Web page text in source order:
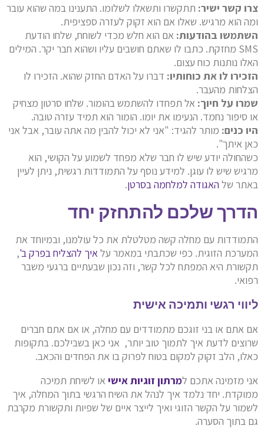
צרו קשר ישיר: תתקשרו ותשאלו לשלומו. התענינו במה שהוא עובר
ומה הוא מרגיש. שאלו אם הוא זקוק לעזרה ספציפית.
השתמשו בהודעות: אם הוא חלש מכדי לשוחח, שלחו הודעת
SMS מחזקת. כתבו לו שאתם חושבים עליו ושהוא חבר יקר. המילים
האלו נותנות כוח עצום.
הזכירו לו את כוחותיו: דברו על האדם החזק שהוא. הזכירו לו
הצלחות מהעבר.
שמרו על חיוך: אל תפחדו להשתמש בהומור. שלחו סרטון מצחיק
או סיפור נחמד. הנעימו את יומו. הומור הוא תמיד עזרה טובה.
היו כנים: מותר להגיד: "אני לא יכול להבין מה אתה עובר, אבל אני
כאן איתך".
כשהחולה יודע שיש לו חבר שלא מפחד לשמוע על הקושי, הוא
מרגיש שיש לו עוגן. למידע נוסף על התמודדות רגשית, ניתן לעיין
באתר שלהאגודה למלחמה בסרטן.
הדרך שלכם להתחזק יחד
התמודדות עם מחלה קשה מטלטלת את כל עולמנו, ובמיוחד את
המערכת הזוגית. כפי שכתבתי במאמר על איך להצליח בפרק ב',
תקשורת היא המפתח לכל קשר, וזה נכון שבעתיים ברגעי משבר
רפואי.
ליווי רגשי ותמיכה אישית
אם אתם או בני זוגכם מתמודדים עם מחלה, או אם אתם חברים
שרוצים לדעת איך לתמוך טוב יותר, אני כאן בשבילכם. בתקופות
כאלו, הלב זקוק למקום בטוח לפרוק בו את הפחדים והכאב.
אני מזמינה אתכם למרתון זוגיות אישי או לשיחת תמיכה
ממוקדת. יחד נלמד איך לנהל את השיח הרגשי בתוך המחלה, איך
לשמור על הקשר הזוגי ואיך לייצר איים של שפיות ותקשורת מקרבת
גם בתוך הסערה.